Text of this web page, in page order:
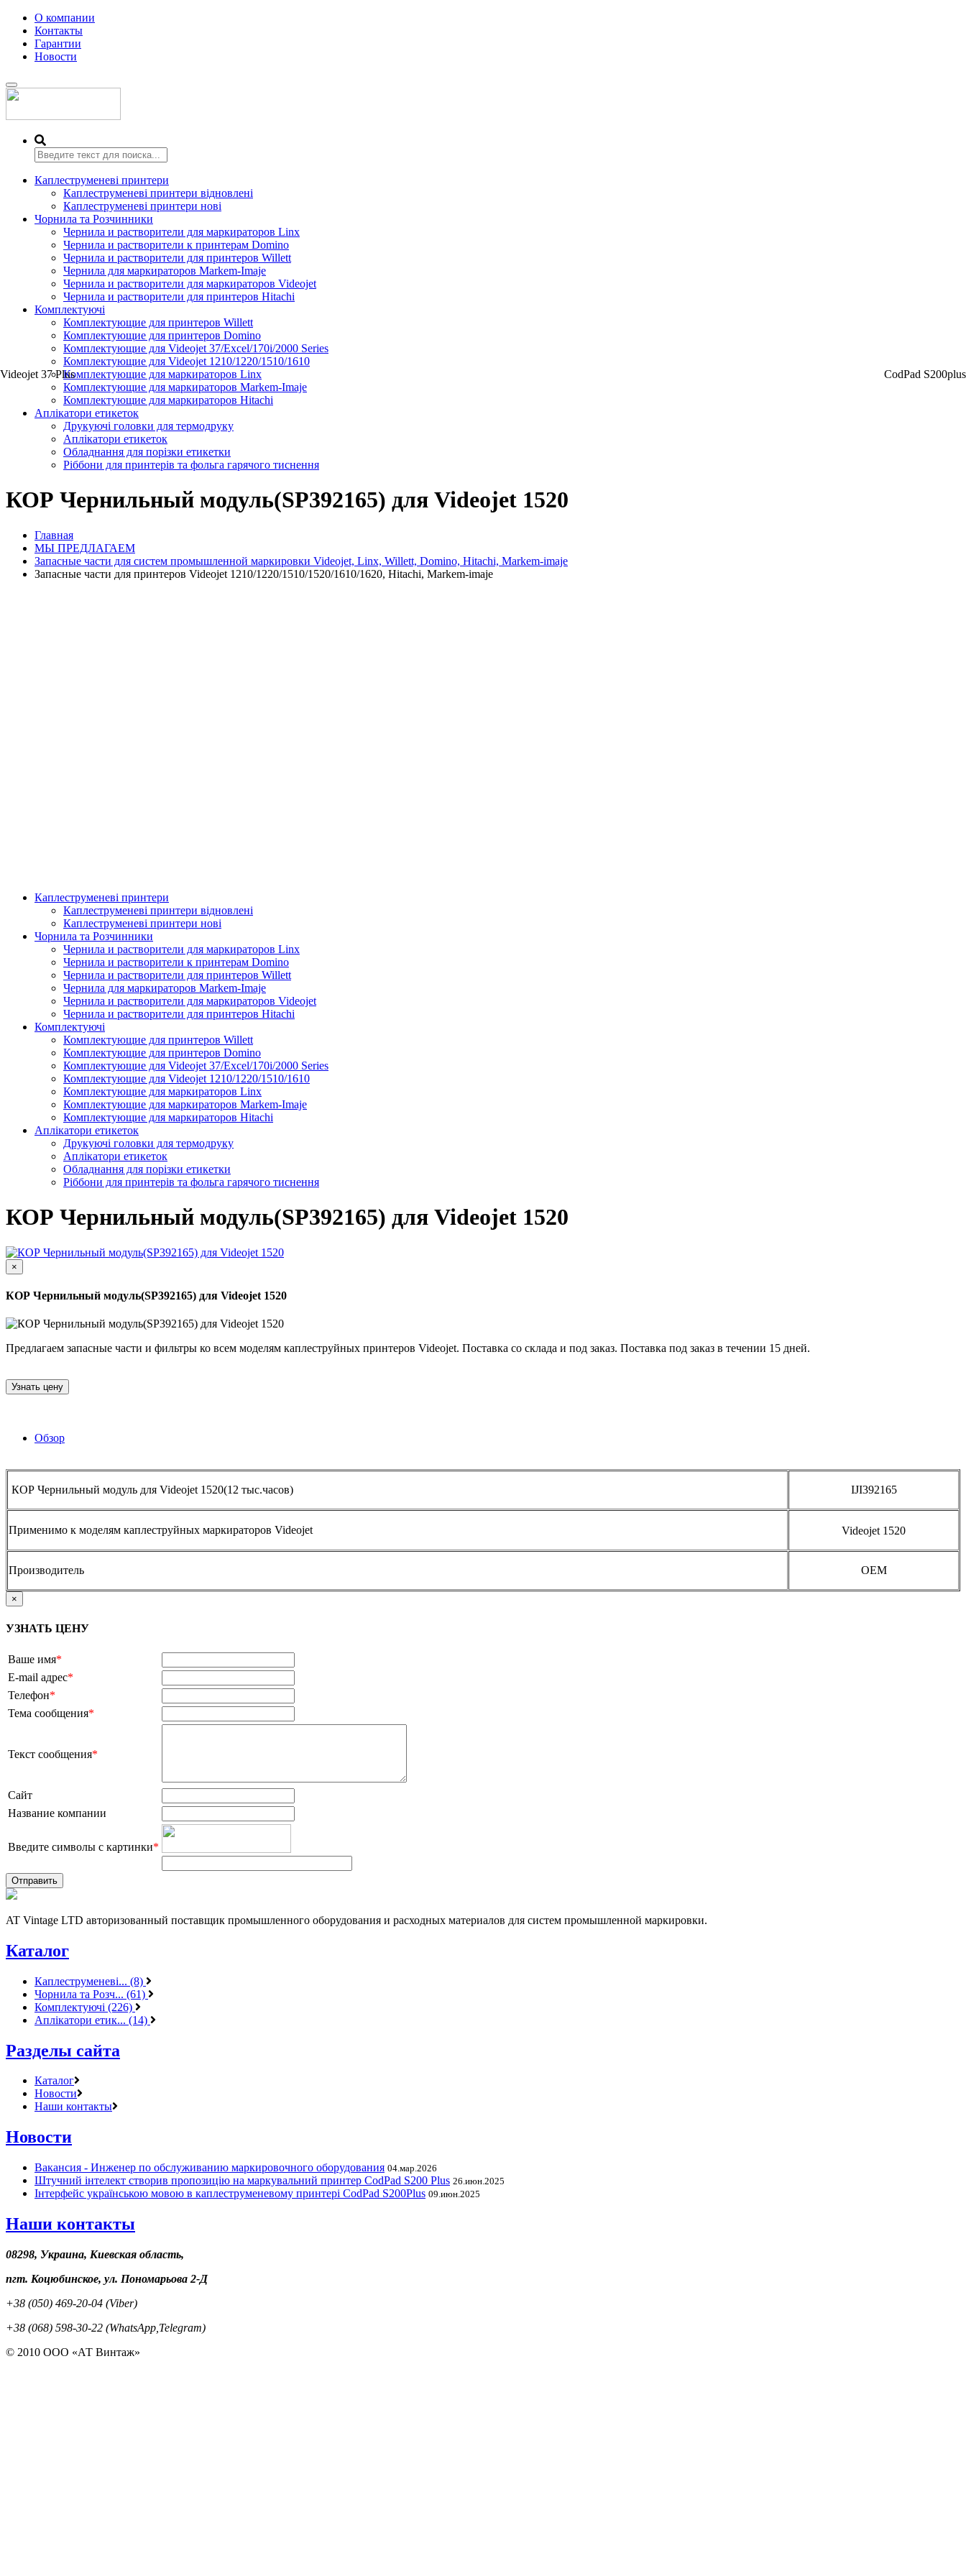
О компании
Контакты
Гарантии
Новости
Переключить
навигацию
Каплеструменеві принтери
Каплеструменеві принтери відновлені
Каплеструменеві принтери нові
Чорнила та Розчинники
Чернила и растворители для маркираторов Linx
Чернила и растворители к принтерам Domino
Чернила и растворители для принтеров Willett
Чернила для маркираторов Markem-Imaje
Чернила и растворители для маркираторов Videojet
Чернила и растворители для принтеров Hitachi
Комплектуючі
Комплектующие для принтеров Willett
Комплектующие для принтеров Domino
Комплектующие для Videojet 37/Excel/170i/2000 Series
Комплектующие для Videojet 1210/1220/1510/1610
Комплектующие для маркираторов Linx
Комплектующие для маркираторов Markem-Imaje
Комплектующие для маркираторов Hitachi
Аплікатори етикеток
Друкуючі головки для термодруку
Аплікатори етикеток
Обладнання для порізки етикетки
Ріббони для принтерів та фольга гарячого тиснення
КОР Чернильный модуль(SP392165) для Videojet 1520
Главная
МЫ ПРЕДЛАГАЕМ
Запасные части для систем промышленной маркировки Videojet, Linx, Willett, Domino, Hitachi, Markem-imaje
Запасные части для принтеров Videojet 1210/1220/1510/1520/1610/1620, Hitachi, Markem-imaje
Аплікатор для горизонтальної поклейки етикетки
Подробнее
Каплеструйный принтер CodPad S200 Plus для маркировки продукции
Подробнее
Videojet 37 Plus CodPad S200plus
Каплеструменеві принтери
Каплеструменеві принтери відновлені
Каплеструменеві принтери нові
Чорнила та Розчинники
Чернила и растворители для маркираторов Linx
Чернила и растворители к принтерам Domino
Чернила и растворители для принтеров Willett
Чернила для маркираторов Markem-Imaje
Чернила и растворители для маркираторов Videojet
Чернила и растворители для принтеров Hitachi
Комплектуючі
Комплектующие для принтеров Willett
Комплектующие для принтеров Domino
Комплектующие для Videojet 37/Excel/170i/2000 Series
Комплектующие для Videojet 1210/1220/1510/1610
Комплектующие для маркираторов Linx
Комплектующие для маркираторов Markem-Imaje
Комплектующие для маркираторов Hitachi
Аплікатори етикеток
Друкуючі головки для термодруку
Аплікатори етикеток
Обладнання для порізки етикетки
Ріббони для принтерів та фольга гарячого тиснення
КОР Чернильный модуль(SP392165) для Videojet 1520
×
КОР Чернильный модуль(SP392165) для Videojet 1520
Предлагаем запасные части и фильтры ко всем моделям каплеструйных принтеров Videojet. Поставка со склада и под заказ. Поставка под заказ в течении 15 дней.
Узнать цену
Обзор
КОР Чернильный модуль для Videojet 1520(12 тыс.часов) IJI392165
Применимо к моделям каплеструйных маркираторов Videojet Videojet 1520
Производитель OEM
×
УЗНАТЬ ЦЕНУ
Ваше имя*
E-mail адрес*
Телефон*
Тема сообщения*
Текст сообщения*
Сайт
Название компании
Введите символы с картинки*
AT Vintage LTD авторизованный поставщик промышленного оборудования и расходных материалов для систем промышленной маркировки.
Каталог
Каплеструменеві... (8)
Чорнила та Розч... (61)
Комплектуючі (226)
Аплікатори етик... (14)
Разделы сайта
Каталог
Новости
Наши контакты
Новости
Вакансия - Инженер по обслуживанию маркировочного оборудования 04.мар.2026
Штучний інтелект створив пропозицію на маркувальний принтер CodPad S200 Plus 26.июн.2025
Інтерфейс українською мовою в каплеструменевому принтері CodPad S200Plus 09.июн.2025
Наши контакты
08298, Украина, Киевская область,
пгт. Коцюбинское, ул. Пономарьова 2-Д
+38 (050) 469-20-04 (Viber)
+38 (068) 598-30-22 (WhatsApp,Telegram)
© 2010 ООО «АТ Винтаж»